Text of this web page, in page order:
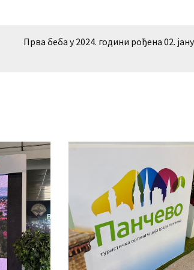
Прва беба у 2024. години рођена 02.